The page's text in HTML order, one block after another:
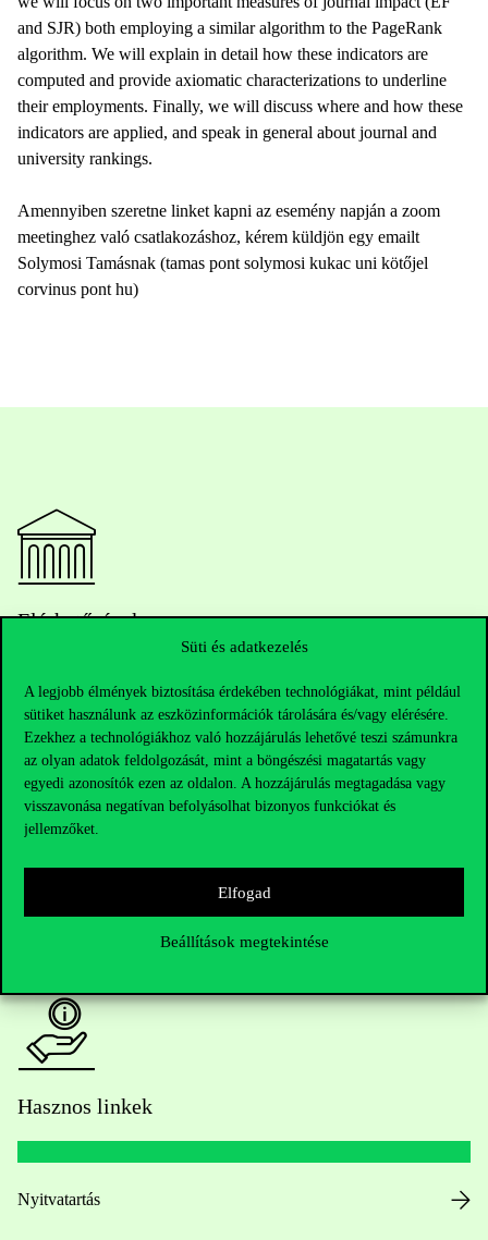
Süti és adatkezelés
A legjobb élmények biztosítása érdekében technológiákat, mint például
sütiket használunk az eszközinformációk tárolására és/vagy elérésére.
Ezekhez a technológiákhoz való hozzájárulás lehetővé teszi számunkra
az olyan adatok feldolgozását, mint a böngészési magatartás vagy
egyedi azonosítók ezen az oldalon. A hozzájárulás megtagadása vagy
visszavonása negatívan befolyásolhat bizonyos funkciókat és
jellemzőket.
Elfogad
Beállítások megtekintése
and SJR) both employing a similar algorithm to the PageRank
algorithm. We will explain in detail how these indicators are
computed and provide axiomatic characterizations to underline
their employments. Finally, we will discuss where and how these
indicators are applied, and speak in general about journal and
university rankings.
Amennyiben szeretne linket kapni az esemény napján a zoom
meetinghez való csatlakozáshoz, kérem küldjön egy emailt
Solymosi Tamásnak (tamas pont solymosi kukac uni kötőjel
corvinus pont hu)
Elérhetőségek
Telefonszám:+36 1 482 5000
Kérdésed van a felvételivel kapcsolatban?
Oktatói elérhetőségek
HUB jelenlegi hallgatóinknak
Hasznos linkek
Nyitvatartás